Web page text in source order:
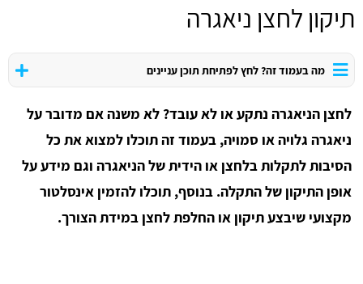
תיקון לחצן ניאגרה
מה בעמוד זה? לחץ לפתיחת תוכן עניינים
לחצן הניאגרה נתקע או לא עובד? לא משנה אם מדובר על
ניאגרה גלויה או סמויה, בעמוד זה תוכלו למצוא את כל
הסיבות לתקלות בלחצן או הידית של הניאגרה וגם מידע על
אופן התיקון של התקלה. בנוסף, תוכלו להזמין אינסלטור
מקצועי שיבצע תיקון או החלפת לחצן במידת הצורך.